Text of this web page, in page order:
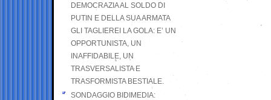
DEMOCRAZIA AL SOLDO DI
PUTIN E DELLA SUA ARMATA
GLI TAGLIEREI LA GOLA: E’ UN
OPPORTUNISTA, UN
INAFFIDABILE, UN
TRASVERSALISTA E
TRASFORMISTA BESTIALE.
SONDAGGIO BIDIMEDIA: